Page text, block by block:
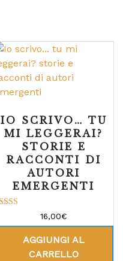
IO SCRIVO… TU
MI LEGGERAI?
STORIE E
RACCONTI DI
AUTORI
EMERGENTI
su 5
16,00€
AGGIUNGI AL
CARRELLO